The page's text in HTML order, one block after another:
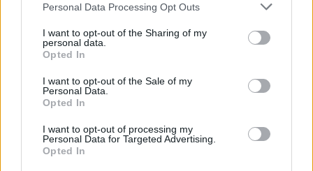
Personal Data Processing Opt Outs
I want to opt-out of the Sharing of my
personal data.
Opted In
I want to opt-out of the Sale of my
Personal Data.
Opted In
I want to opt-out of processing my
Personal Data for Targeted Advertising.
Opted In
Raktažodžiai arbata
Komentarai